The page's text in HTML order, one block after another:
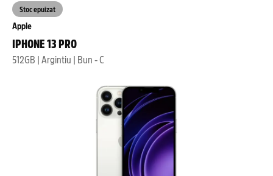
Apple
IPHONE 13 PRO
512GB | Argintiu | Bun - C
Stoc epuizat